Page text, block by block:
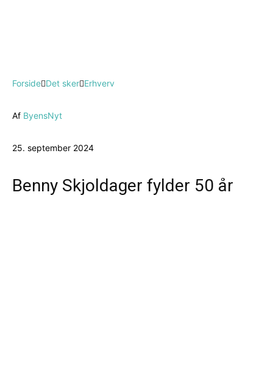
Forside Det sker Erhverv
Af ByensNyt
25. september 2024
Benny Skjoldager fylder 50 år